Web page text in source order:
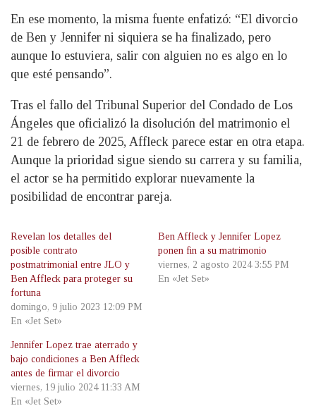
En ese momento, la misma fuente enfatizó: “El divorcio
de Ben y Jennifer ni siquiera se ha finalizado, pero
aunque lo estuviera, salir con alguien no es algo en lo
que esté pensando”.
Tras el fallo del Tribunal Superior del Condado de Los
Ángeles que oficializó la disolución del matrimonio el
21 de febrero de 2025, Affleck parece estar en otra etapa.
Aunque la prioridad sigue siendo su carrera y su familia,
el actor se ha permitido explorar nuevamente la
posibilidad de encontrar pareja.
Revelan los detalles del
posible contrato
postmatrimonial entre JLO y
Ben Affleck para proteger su
fortuna
domingo, 9 julio 2023 12:09 PM
En «Jet Set»
Ben Affleck y Jennifer Lopez
ponen fin a su matrimonio
viernes, 2 agosto 2024 3:55 PM
En «Jet Set»
Jennifer Lopez trae aterrado y
bajo condiciones a Ben Affleck
antes de firmar el divorcio
viernes, 19 julio 2024 11:33 AM
En «Jet Set»